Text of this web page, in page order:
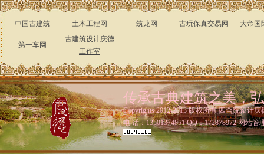
中国古建筑 土木工程网 筑龙网 古玩保真交易网 大帝国
第一车网
古建筑设计庆德
工作室
传承古典建筑之美，
Copyrights 2012-2013 版权所有 四合院设计
电 话：13501374851 QQ：172878972网站管